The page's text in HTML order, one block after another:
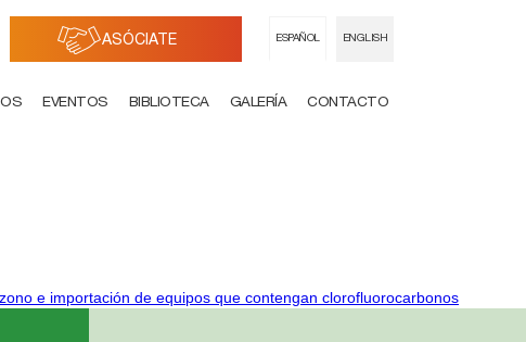
ESPAÑOL ENGLISH
ASÓCIATE
EVENTOS BIBLIOTECA GALERÍA CONTACTO
e importación de equipos que contengan clorofluorocarbonos